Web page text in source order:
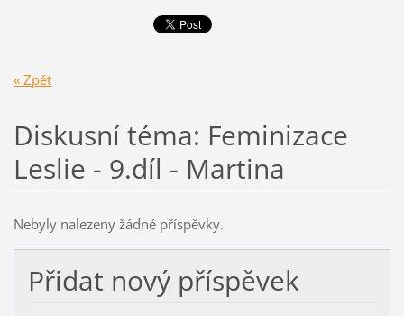
« Zpět
Diskusní téma: Feminizace
Leslie - 9.díl - Martina
Nebyly nalezeny žádné příspěvky.
Přidat nový příspěvek